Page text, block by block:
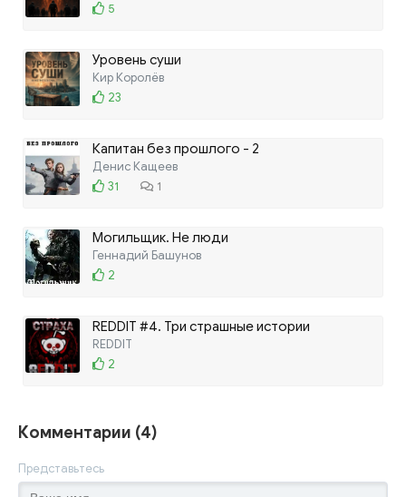
5
Уровень суши
Кир Королёв
23
Капитан без прошлого - 2
Денис Кащеев
31
1
Могильщик. Не люди
Геннадий Башунов
2
REDDIT #4. Три страшные истории
REDDIT
2
Комментарии (4)
Представьтесь